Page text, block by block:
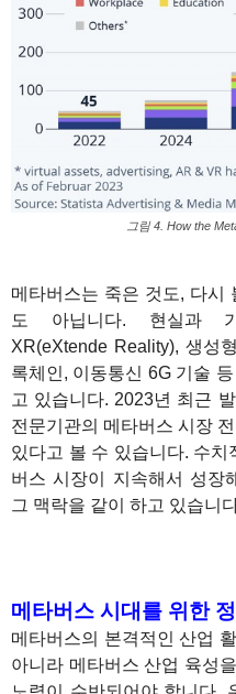
그림 4. How the
메타버스는 죽은 것도, 다시
도 아닙니다. 현실과
XR(eXtende Reality), 생성
록체인, 이동통신 6G 기술
고 있습니다. 2023년 최근
전문기관의 메타버스 시장
있다고 볼 수 있습니다. 수
버스 시장이 지속해서 성장
그 맥락을 같이 하고 있습니
메타버스 시대를 위한
메타버스의 본격적인 산업
아니라 메타버스 산업 육성